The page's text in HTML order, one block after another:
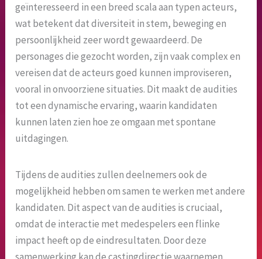
geïnteresseerd in een breed scala aan typen acteurs,
wat betekent dat diversiteit in stem, beweging en
persoonlijkheid zeer wordt gewaardeerd. De
personages die gezocht worden, zijn vaak complex en
vereisen dat de acteurs goed kunnen improviseren,
vooral in onvoorziene situaties. Dit maakt de audities
tot een dynamische ervaring, waarin kandidaten
kunnen laten zien hoe ze omgaan met spontane
uitdagingen.
Tijdens de audities zullen deelnemers ook de
mogelijkheid hebben om samen te werken met andere
kandidaten. Dit aspect van de audities is cruciaal,
omdat de interactie met medespelers een flinke
impact heeft op de eindresultaten. Door deze